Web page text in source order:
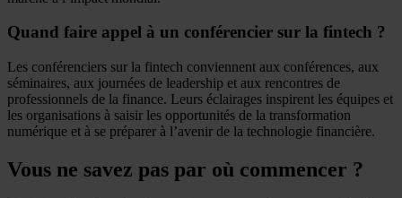
Quand faire appel à un conférencier sur la fintech ?
Les conférenciers sur la fintech conviennent aux conférences, aux
séminaires, aux journées de leadership et aux rencontres de
professionnels de la finance. Leurs éclairages inspirent les équipes et
les organisations à saisir les opportunités de la transformation
numérique et à se préparer à l’avenir de la technologie financière.
Vous ne savez pas par où commencer ?